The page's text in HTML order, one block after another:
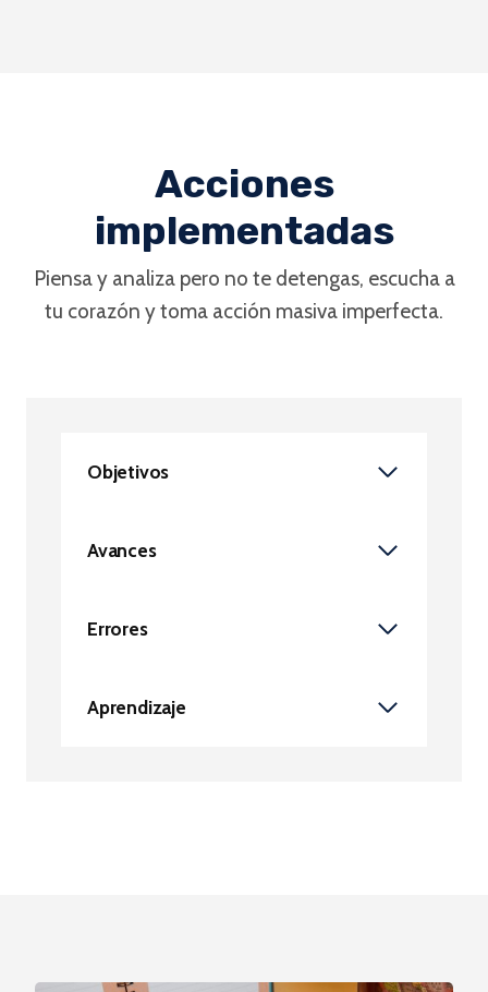
Acciones
implementadas
Piensa y analiza pero no te detengas, escucha a
tu corazón y toma acción masiva imperfecta.
Objetivos
Avances
Errores
Aprendizaje